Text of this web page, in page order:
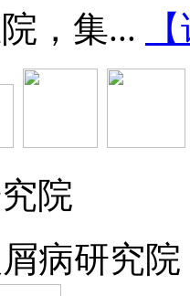
，集...
院
病研究院